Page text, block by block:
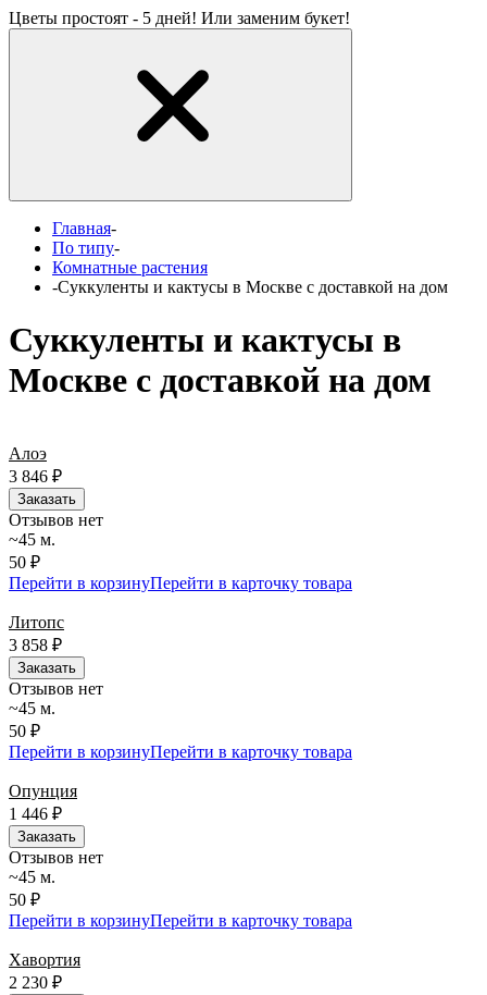
Цветы простоят - 5 дней! Или заменим букет!
Главная-
По типу-
Комнатные растения
-Суккуленты и кактусы в Москве с доставкой на дом
Суккуленты и кактусы в
Москве с доставкой на дом
Алоэ
3 846 ₽
Заказать
Отзывов нет
~45 м.
50 ₽
Перейти в корзинуПерейти в карточку товара
Литопс
3 858 ₽
Заказать
Отзывов нет
~45 м.
50 ₽
Перейти в корзинуПерейти в карточку товара
Опунция
1 446 ₽
Заказать
Отзывов нет
~45 м.
50 ₽
Перейти в корзинуПерейти в карточку товара
Хавортия
2 230 ₽